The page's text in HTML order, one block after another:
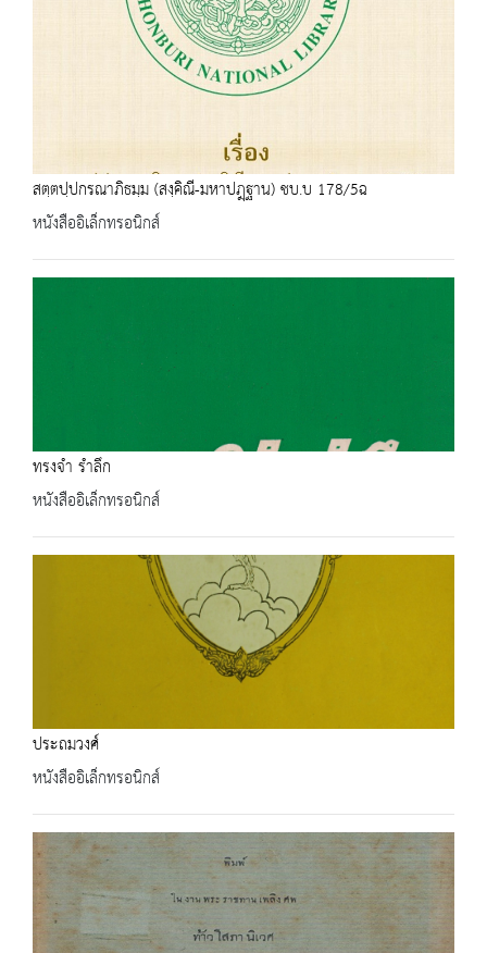
สตฺตปฺปกรณาภิธมฺม (สงฺคิณี-มหาปฎฺฐาน) ชบ.บ 178/5ฉ
หนังสืออิเล็กทรอนิกส์
ทรงจำ รำลึก
หนังสืออิเล็กทรอนิกส์
ประถมวงศ์
หนังสืออิเล็กทรอนิกส์